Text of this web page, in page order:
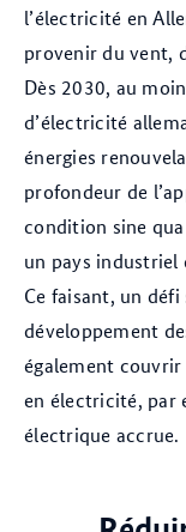
l’électricité en
provenir du vent,
Dès 2030, au
d’électricité
énergies
profondeur de
condition sine
un pays industriel
Ce faisant, un
développement
également
en électricité, par
électrique accrue.